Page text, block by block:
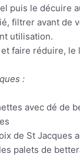
puis le décuire
filtrer avant de
utilisation.
faire réduire,
:
avec dé de
de St Jacques
palets de